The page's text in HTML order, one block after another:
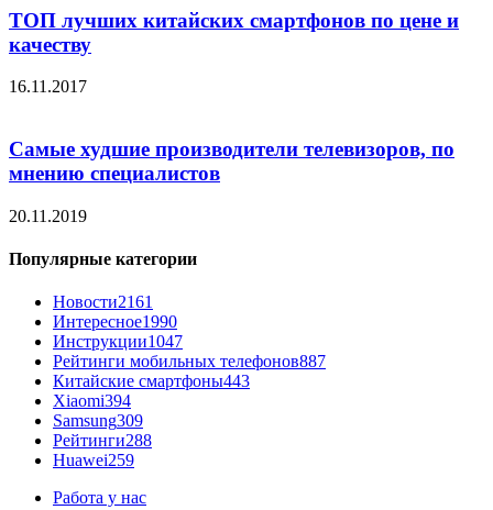
ТОП лучших китайских смартфонов по цене и
качеству
16.11.2017
Самые худшие производители телевизоров, по
мнению специалистов
20.11.2019
Популярные категории
Новости2161
Интересное1990
Инструкции1047
Рейтинги мобильных телефонов887
Китайские смартфоны443
Xiaomi394
Samsung309
Рейтинги288
Huawei259
Работа у нас